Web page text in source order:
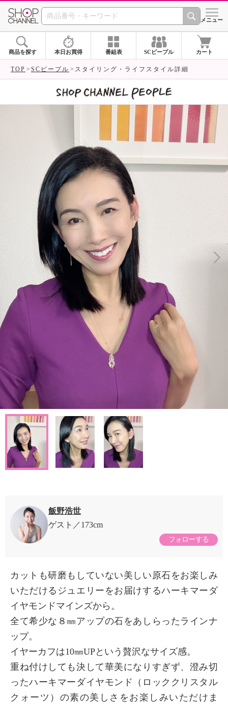
SHOP CHANNEL シメニュー
商品を探す 本日お買得 番組表 SCピープル カート
TOP SCピープル スタイリング・ライフスタイル詳細
飯野浩世
ゲスト
173cm
フォローする
カットも研磨もしていない美しい原石をお楽しみ
いただけるジュエリーをお届けするハーキマーダ
イヤモンドマインズから。
全て希少な８㎜アップの石をあしらったラインナ
ップ。
イヤーカフは10㎜UPという贅沢なサイズ感。
重ね付けしても決して華美になりすぎず、澄み切
ったハーキマーダイヤモンド（ロッククリスタル
クォーツ）の素の美しさをお楽しみいただけま